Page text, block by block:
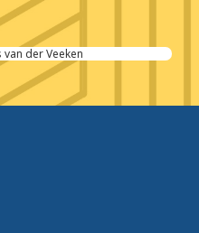
der Veeken